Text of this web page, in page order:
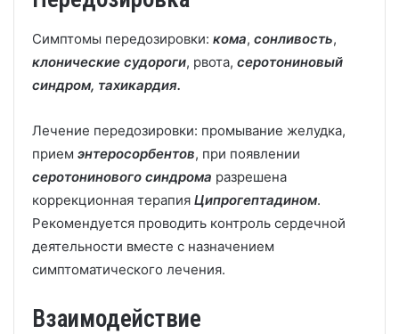
Симптомы передозировки: кома, сонливость,
клонические судороги, рвота, серотониновый
синдром, тахикардия.
Лечение передозировки: промывание желудка,
прием энтеросорбентов, при появлении
серотонинового синдрома разрешена
коррекционная терапия Ципрогептадином.
Рекомендуется проводить контроль сердечной
деятельности вместе с назначением
симптоматического лечения.
Взаимодействие